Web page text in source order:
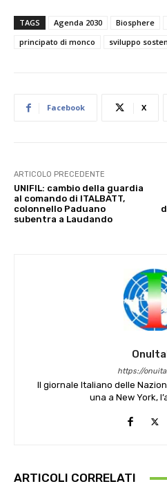
TAGS Agenda 2030 Biosphere
principato di monco
sviluppo
Facebook X
ARTICOLO PRECEDENTE
UNIFIL: cambio della guardia
al comando di ITALBATT,
colonnello Paduano
subentra a Laudando
https://
Il giornale Italiano delle
una a New York,
ARTICOLI CORRELATI